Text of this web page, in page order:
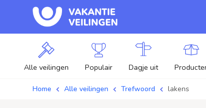
Alle veilingen Populair Dagje uit
Home Alle veilingen Trefwoord lakens